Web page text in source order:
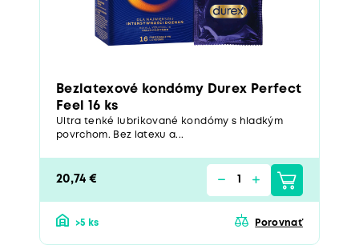
Bezlatexové kondómy Durex Perfect
Feel 16 ks
Ultra tenké lubrikované kondómy s hladkým
povrchom. Bez latexu a...
20,74 €
>5 ks Porovnať